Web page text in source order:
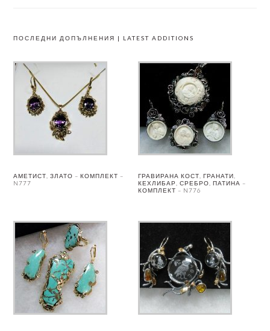
ПОСЛЕДНИ ДОПЪЛНЕНИЯ | LATEST ADDITIONS
АМЕТИСТ, ЗЛАТО – КОМПЛЕКТ –
N777
ГРАВИРАНА КОСТ, ГРАНАТИ,
КЕХЛИБАР, СРЕБРО, ПАТИНА –
КОМПЛЕКТ – N776